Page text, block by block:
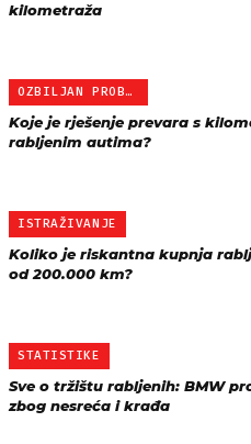
kilometraža
OZBILJAN PROBLEM
Koje je rješenje prevara s
rabljenim autima?
ISTRAŽIVANJE
Koliko je riskantna kupnja
od 200.000 km?
STATISTIKE
Sve o tržištu rabljenih: BMW
zbog nesreća i krađa